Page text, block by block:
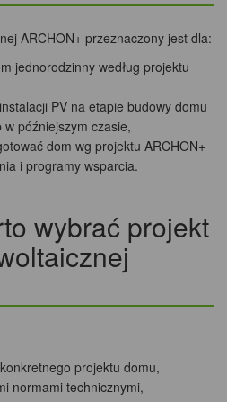
ARCHON+ przeznaczony jest dla:
jednorodzinny według projektu
PV na etapie budowy domu
późniejszym czasie,
dom wg projektu ARCHON+
i programy wsparcia.
wybrać projekt
projektu domu,
normami technicznymi,